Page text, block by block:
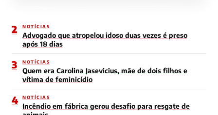
2 NOTÍCIAS
Advogado que atropelou idoso duas vezes é preso
após 18 dias
3 NOTÍCIAS
Quem era Carolina Jasevicius, mãe de dois filhos e
vítima de feminicídio
4 NOTÍCIAS
Incêndio em fábrica gerou desafio para resgate de